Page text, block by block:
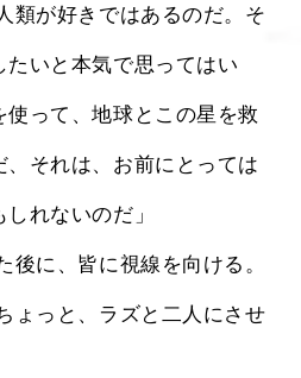
たいと本気で思ってはい
使って、地球とこの星を救
それは、お前にとっては
れないのだ」
に、皆に視線を向ける。